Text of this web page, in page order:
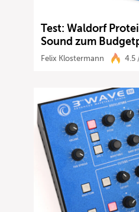
Test: Waldorf
Sound zum
Felix Klostermann 4.5